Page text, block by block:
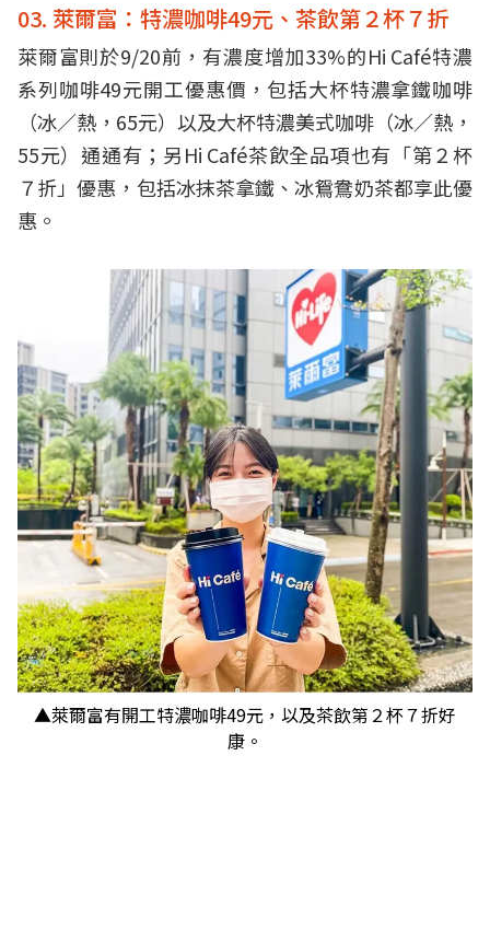
03. 萊爾富：特濃咖啡49元、茶飲第２杯７折
萊爾富則於9/20前，有濃度增加33%的Hi Café特濃
系列咖啡49元開工優惠價，包括大杯特濃拿鐵咖啡
（冰／熱，65元）以及大杯特濃美式咖啡（冰／熱，
55元）通通有；另Hi Café茶飲全品項也有「第２杯
７折」優惠，包括冰抹茶拿鐵、冰鴛鴦奶茶都享此優
惠。
▲萊爾富有開工特濃咖啡49元，以及茶飲第２杯７折好
康。